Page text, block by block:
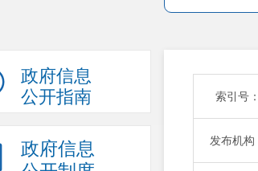
政府信息
公开指南
政府信息
索引号：
发布机构